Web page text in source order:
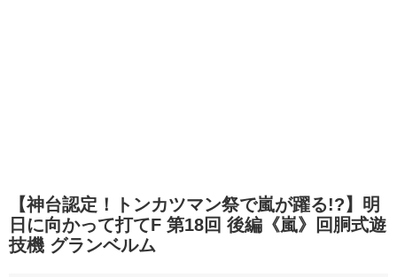
【神台認定！トンカツマン祭で嵐が躍る!?】明
日に向かって打てF 第18回 後編《嵐》回胴式遊
技機 グランベルム